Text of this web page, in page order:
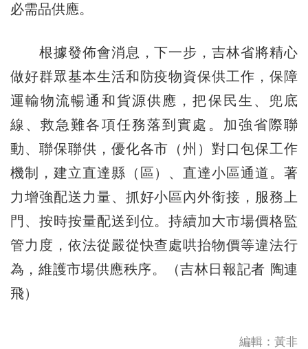
必需品供應。
根據發佈會消息，下一步，吉林省將精心
做好群眾基本生活和防疫物資保供工作，保障
運輸物流暢通和貨源供應，把保民生、兜底
線、救急難各項任務落到實處。加強省際聯
動、聯保聯供，優化各市（州）對口包保工作
機制，建立直達縣（區）、直達小區通道。著
力增強配送力量、抓好小區內外銜接，服務上
門、按時按量配送到位。持續加大市場價格監
管力度，依法從嚴從快查處哄抬物價等違法行
為，維護市場供應秩序。（吉林日報記者 陶連
飛）
編輯：黃非